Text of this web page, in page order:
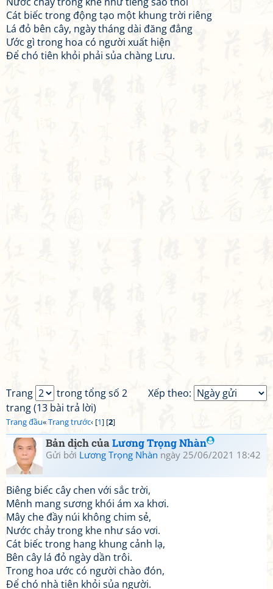
Cát biếc trong động tạo một khung trời riêng
Lá đỏ bên cây, ngày tháng dài đăng đẳng
Ước gì trong hoa có người xuất hiện
Để chó tiên khỏi phải sủa chàng Lưu.
Xếp theo:
Trang
trong tổng số 2
trang (13 bài trả lời)
Trang đầu«Trang trước‹ [1] [2]
Bản dịch củaLương Trọng Nhàn
Gửi bởi Lương Trọng Nhàn ngày 25/06/2021 18:42
Biêng biếc cây chen với sắc trời,
Mênh mang sương khói ám xa khơi.
Mây che đầy núi không chim sẻ,
Nước chảy trong khe như sáo vơi.
Cát biếc trong hang khung cảnh lạ,
Bên cây lá đỏ ngày dần trôi.
Trong hoa ước có người chào đón,
Để chó nhà tiên khỏi sủa người.